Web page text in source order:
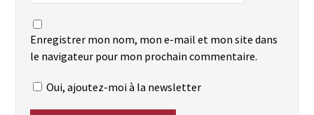
Enregistrer mon nom, mon e-mail et mon site dans
le navigateur pour mon prochain commentaire.
Oui, ajoutez-moi à la newsletter